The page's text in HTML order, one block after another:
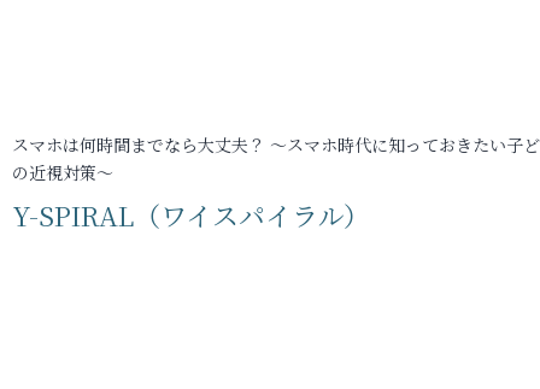
スマホは何時間までなら大丈夫？ ～スマホ時代に知っておきたい子
の近視対策～
Y-SPIRAL（ワイスパイラル）